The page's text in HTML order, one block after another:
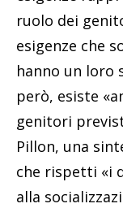
ruolo dei
esigenze che
hanno un loro
però, esiste
genitori
Pillon, una
che rispetti «i
alla